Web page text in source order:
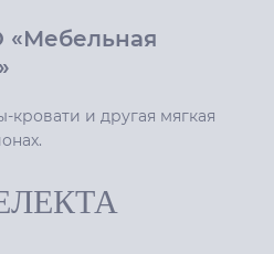
«Мебельная
и другая мягкая